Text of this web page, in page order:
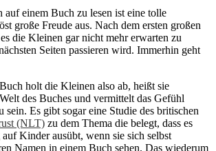
auf einem Buch zu lesen ist eine tolle
große Freude aus. Nach dem ersten großen
die Kleinen gar nicht mehr erwarten zu
Seiten passieren wird. Immerhin geht
holt die Kleinen also ab, heißt sie
des Buches und vermittelt das Gefühl
sein. Es gibt sogar eine Studie des britischen
(NLT) zu dem Thema die belegt, dass es
Kinder ausübt, wenn sie sich selbst
Namen in einem Buch sehen. Das wiederum